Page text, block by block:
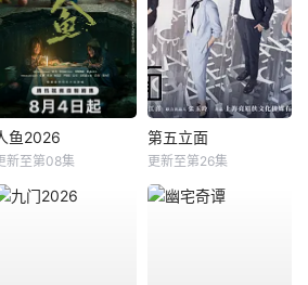
鱼2026
新至第08集
第五立面
更新至第26集